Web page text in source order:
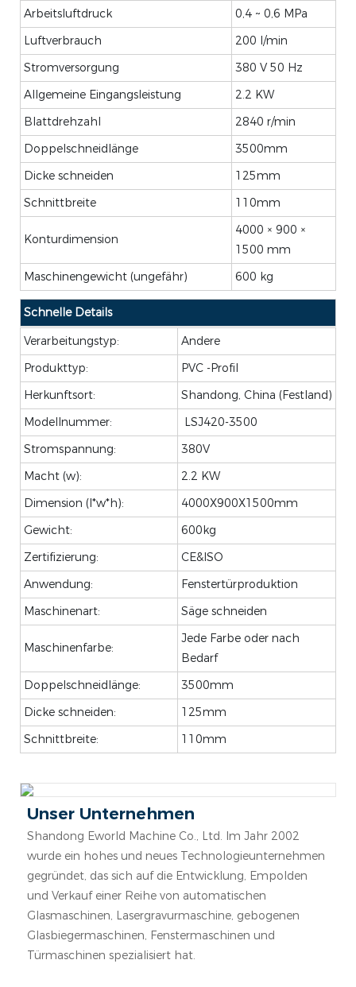
Arbeitsluftdruck
0,4 ~ 0,6 MPa
Luftverbrauch
200 l/min
Stromversorgung
380 V 50 Hz
Allgemeine Eingangsleistung
2.2 KW
Blattdrehzahl
2840 r/min
Doppelschneidlänge
3500mm
Dicke schneiden
125mm
Schnittbreite
110mm
Konturdimension
4000 × 900 ×
1500 mm
Maschinengewicht (ungefähr)
600 kg
Schnelle Details
Verarbeitungstyp:
Andere
Produkttyp:
PVC -Profil
Herkunftsort:
Shandong, China (Festland)
Modellnummer:
LSJ420-3500
Stromspannung:
380V
Macht (w):
2.2 KW
Dimension (l*w*h):
4000X900X1500mm
Gewicht:
600kg
Zertifizierung:
CE&ISO
Anwendung:
Fenstertürproduktion
Maschinenart:
Säge schneiden
Maschinenfarbe:
Jede Farbe oder nach
Bedarf
Doppelschneidlänge:
3500mm
Dicke schneiden:
125mm
Schnittbreite:
110mm
Unser Unternehmen
Shandong Eworld Machine Co., Ltd. Im Jahr 2002
wurde ein hohes und neues Technologieunternehmen
gegründet, das sich auf die Entwicklung, Empolden
und Verkauf einer Reihe von automatischen
Glasmaschinen, Lasergravurmaschine, gebogenen
Glasbiegermaschinen, Fenstermaschinen und
Türmaschinen spezialisiert hat.